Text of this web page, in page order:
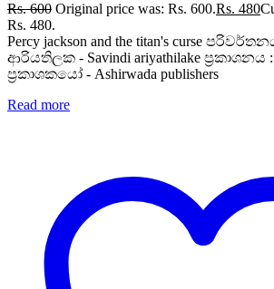
Rs.600 Original price was: Rs. 600.Rs. 480
Rs. 480.
Percy jackson and the titan's curse
ආරියතිලක - Savindi ariyathilake ප්‍රකාශනය
ප්‍රකාශකයෝ - Ashirwada publishers
Read more